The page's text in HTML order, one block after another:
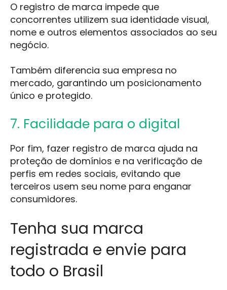
O registro de marca impede que
concorrentes utilizem sua identidade visual,
nome e outros elementos associados ao seu
negócio.
Também diferencia sua empresa no
mercado, garantindo um posicionamento
único e protegido.
7. Facilidade para o digital
Por fim, fazer registro de marca ajuda na
proteção de domínios e na verificação de
perfis em redes sociais, evitando que
terceiros usem seu nome para enganar
consumidores.
Tenha sua marca
registrada e envie para
todo o Brasil